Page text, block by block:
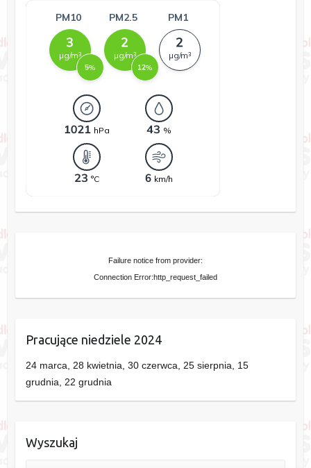
Failure notice from provider:
Connection Error:http_request_failed
Pracujące niedziele 2024
24 marca, 28 kwietnia, 30 czerwca, 25 sierpnia, 15
grudnia, 22 grudnia
Wyszukaj